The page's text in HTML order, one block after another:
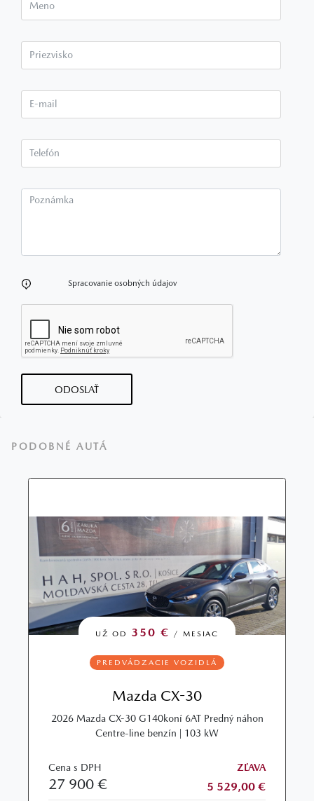
Spracovanie osobných údajov
ODOSLAŤ
PODOBNÉ AUTÁ
UŽ OD 350 € / MESIAC
PREDVÁDZACIE VOZIDLÁ
Mazda CX-30
2026 Mazda CX-30 G140koní 6AT Predný náhon
Centre-line benzín | 103 kW
Cena s DPH
27 900 €
ZĽAVA
5 529,00 €